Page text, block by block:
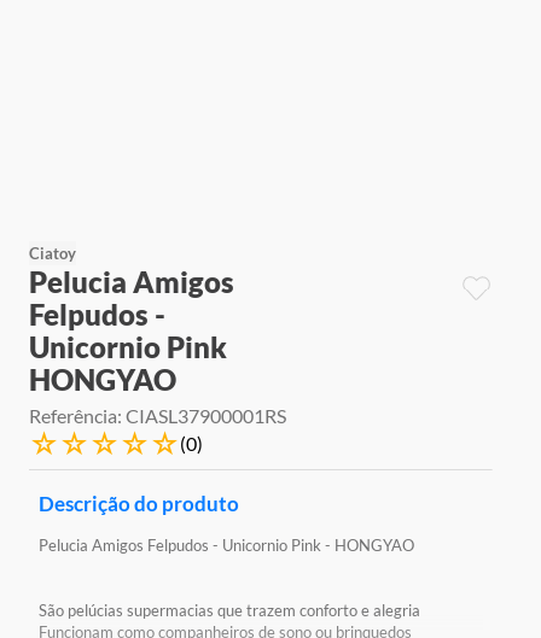
Ciatoy
Pelucia Amigos
Felpudos -
Unicornio Pink
HONGYAO
Referência: CIASL37900001RS
☆☆☆☆☆(0)
Descrição do produto
Pelucia Amigos Felpudos - Unicornio Pink - HONGYAO
São pelúcias supermacias que trazem conforto e alegria
Funcionam como companheiros de sono ou brinquedos